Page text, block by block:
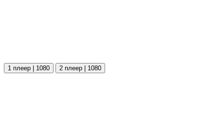
1 плеер | 1080 2 плеер | 1080